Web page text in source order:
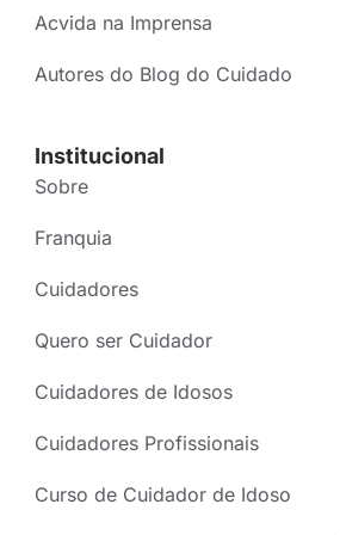
Acvida na Imprensa
Autores do Blog do Cuidado
Institucional
Sobre
Franquia
Cuidadores
Quero ser Cuidador
Cuidadores de Idosos
Cuidadores Profissionais
Curso de Cuidador de Idoso